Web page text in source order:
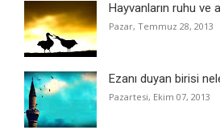
Hayvanların ruhu ve
Pazar, Temmuz 28, 2013
Ezanı duyan birisi
Pazartesi, Ekim 07, 2013